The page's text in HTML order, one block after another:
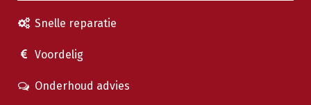
Snelle reparatie
Voordelig
Onderhoud advies